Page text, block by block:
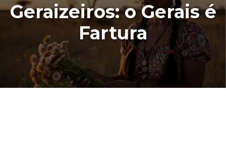
Geraizeiros: o Gerais é
Fartura